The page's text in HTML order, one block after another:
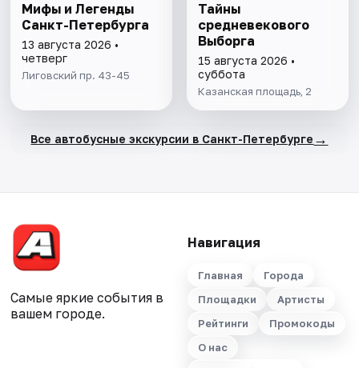
Мифы и Легенды
Санкт-Петербурга
13 августа 2026 •
четверг
Лиговский пр. 43-45
Тайны
средневекового
Выборга
15 августа 2026 •
суббота
Казанская площадь, 2
Все автобусные экскурсии в Санкт-Петербурге →
Самые яркие события в
вашем городе.
Навигация
Главная
Города
Площадки
Артисты
Рейтинги
Промокоды
О нас